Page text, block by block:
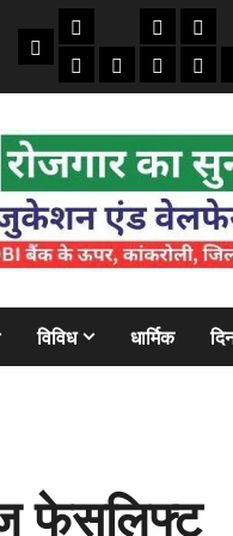
Home
तकनीकी
ऑटो
मोबाइल
क्राइम/
अजबबैंक
विविध धार्मिक
फेसलिफ्ट